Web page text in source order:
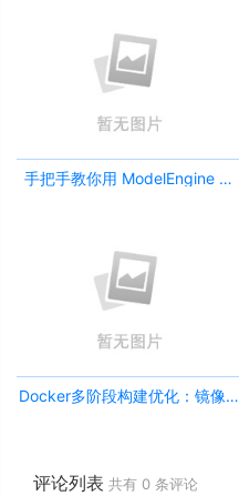
手把手教你用 ModelEngine 打
Docker多阶段构建优化：镜像体
评论列表 共有 0 条评论